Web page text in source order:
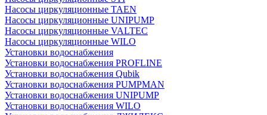
Насосы циркуляционные TAEN
Насосы циркуляционные UNIPUMP
Насосы циркуляционные VALTEC
Насосы циркуляционные WILO
Установки водоснабжения
Установки водоснабжения PROFLINE
Установки водоснабжения Qubik
Установки водоснабжения PUMPMAN
Установки водоснабжения UNIPUMP
Установки водоснабжения WILO